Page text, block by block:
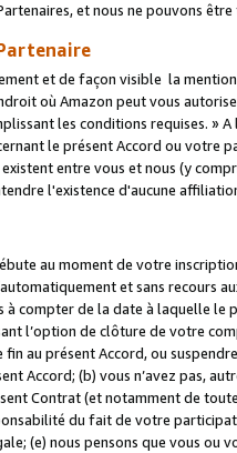
et nous ne pouvons
et de façon visible la
où Amazon peut vous
les conditions requises. »
le présent Accord ou votre
entre vous et nous (y
l'existence d'aucune
au moment de votre
et sans recours
à compter de la date à laquelle
l’option de clôture de votre
au présent Accord, ou
Accord; (b) vous n’avez pas,
Contrat (et notamment de
du fait de votre
(e) nous pensons que vous